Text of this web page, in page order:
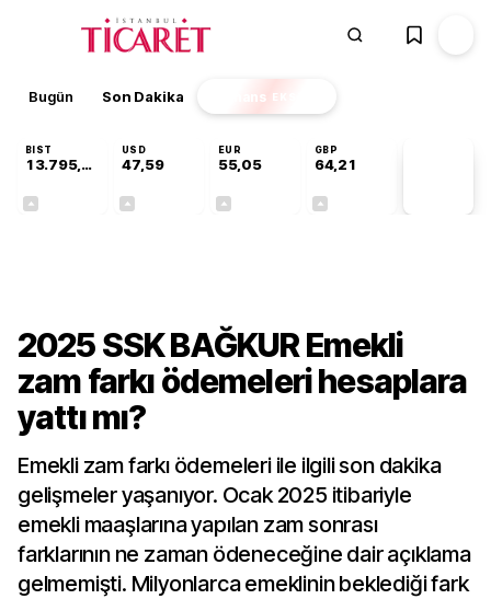
Bugün Son Dakika Finans EKSTRA
BIST
13.795,63
USD
47,59
EUR
55,05
GBP
64,21
2025 SSK BAĞKUR Emekli
zam farkı ödemeleri hesaplara
yattı mı?
Emekli zam farkı ödemeleri ile ilgili son dakika
gelişmeler yaşanıyor. Ocak 2025 itibariyle
emekli maaşlarına yapılan zam sonrası
farklarının ne zaman ödeneceğine dair açıklama
gelmemişti. Milyonlarca emeklinin beklediği fark